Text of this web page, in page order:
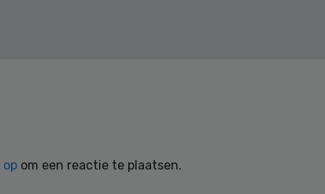
om een reactie te plaatsen.